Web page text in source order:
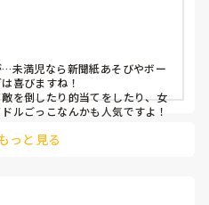
未満児なら新聞紙あそびやボー
喜びますね！
を倒したり的当てをしたり、女
ルごっこなんかも人気ですよ！
っと見る